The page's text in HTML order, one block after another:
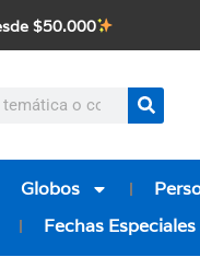
$50.000
Globos
Fechas Especiales